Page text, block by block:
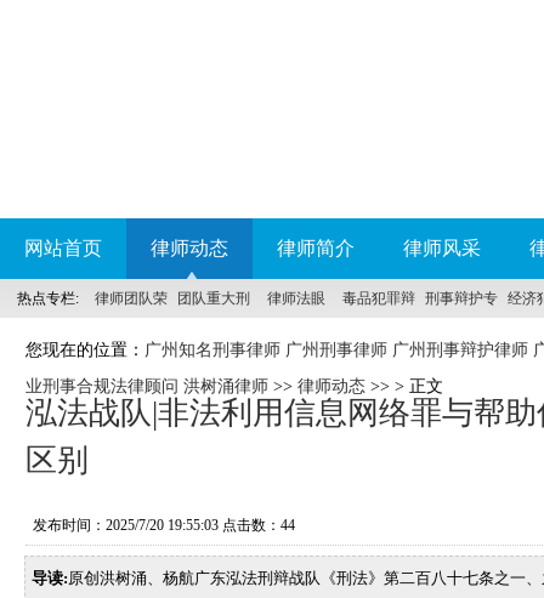
网站首页 律师动态 律师简介 律师风采
热点专栏: 律师团队荣
誉
团队重大刑 律师法眼 毒品犯罪辩 刑事辩护专
科
经济
您现在的位置： 广州知名刑事律师 广州刑事律师 广州刑事辩护律师
业刑事合规法律顾问 洪树涌律师 >> 律师动态 >> > 正文
泓法战队|非法利用信息网络罪与帮
区别
发布时间：2025/7/20 19:55:03 点击数： 44
导读: 原创洪树涌、杨航广东泓法刑辩战队《刑法》第二百八十七条之一